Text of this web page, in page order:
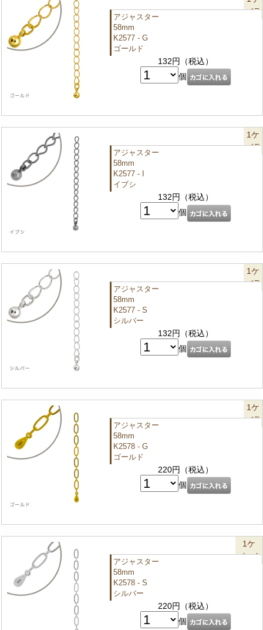
バラ
アジャスター
58mm
K2577 - G
ゴールド
132円（税込）
個
1ケ
バラ
アジャスター
58mm
K2577 - I
イブシ
132円（税込）
個
1ケ
バラ
アジャスター
58mm
K2577 - S
シルバー
132円（税込）
個
1ケ
バラ
アジャスター
58mm
K2578 - G
ゴールド
220円（税込）
個
1ケ
パック
アジャスター
58mm
K2578 - S
シルバー
220円（税込）
個